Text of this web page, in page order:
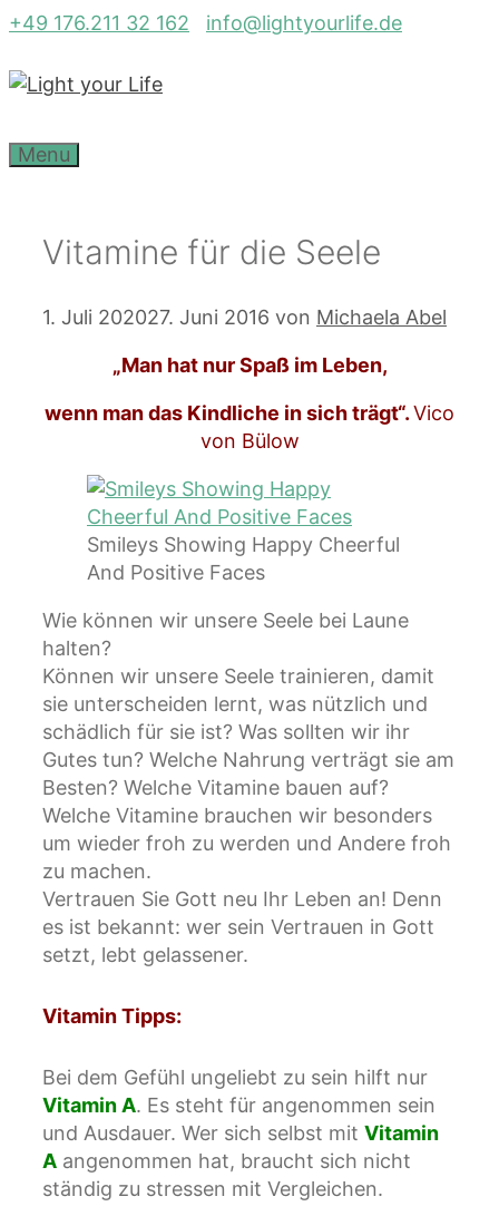
Zum
springen
+49 176.211 32 162 info@lightyourlife.de
Menu
Vitamine für die Seele
1. Juli 202027. Juni 2016 von Michaela Abel
„Man hat nur Spaß im Leben,
wenn man das Kindliche in sich trägt“.Vico
von Bülow
Smileys Showing Happy Cheerful
And Positive Faces
Wie können wir unsere Seele bei Laune
halten?
Können wir unsere Seele trainieren, damit
sie unterscheiden lernt, was nützlich und
schädlich für sie ist? Was sollten wir ihr
Gutes tun? Welche Nahrung verträgt sie am
Besten? Welche Vitamine bauen auf?
Welche Vitamine brauchen wir besonders
um wieder froh zu werden und Andere froh
zu machen.
Vertrauen Sie Gott neu Ihr Leben an! Denn
es ist bekannt: wer sein Vertrauen in Gott
setzt, lebt gelassener.
Vitamin Tipps:
Bei dem Gefühl ungeliebt zu sein hilft nur
Vitamin A. Es steht für angenommen sein
und Ausdauer. Wer sich selbst mit Vitamin
A angenommen hat, braucht sich nicht
ständig zu stressen mit Vergleichen.